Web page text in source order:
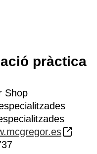
pràctica
Shop